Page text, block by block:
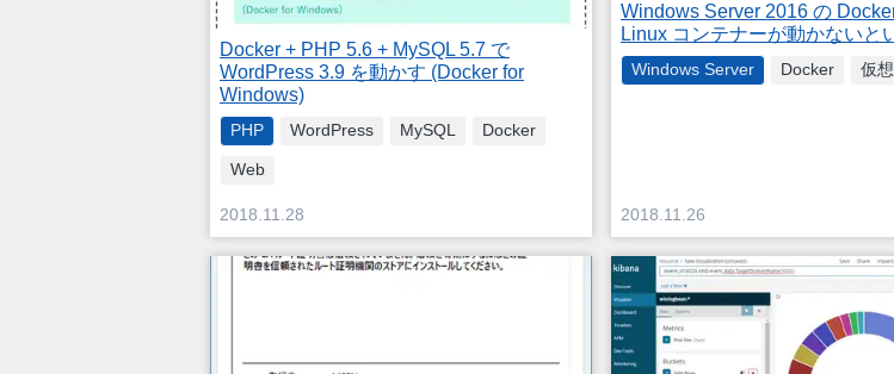
Docker + PHP 5.6 + MySQL 5.7 で
WordPress 3.9 を動かす (Docker for
Windows)
PHP WordPress MySQL Docker
Web
2018.11.28
Windows Server 2016 の
Linux コンテナーが動かないと
Windows Server Docker 仮
2018.11.26